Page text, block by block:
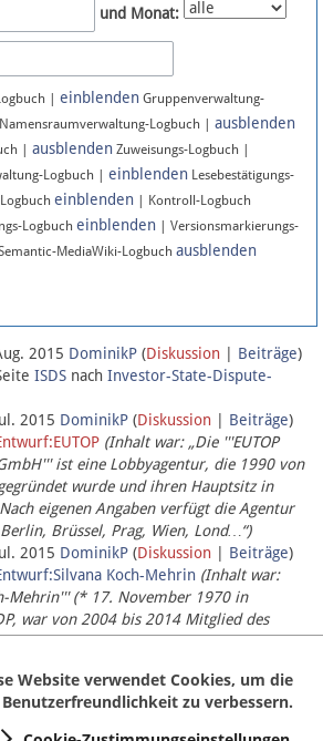
und Monat:
| einblenden Gruppenverwaltung-
Namensraumverwaltung-Logbuch | ausblenden
| ausblenden Zuweisungs-Logbuch |
Logbuch | einblenden Lesebestätigungs-
einblenden | Kontroll-Logbuch
Logbuch einblenden | Versionsmarkierungs-
MediaWiki-Logbuch ausblenden
2015 DominikP (Diskussion Beiträge)
ISDS nach Investor-State-Dispute-
2015 DominikP (Diskussion Beiträge)
(Inhalt war: „Die '''EUTOP
ist eine Lobbyagentur, die 1990 von
wurde und ihren Hauptsitz in
eigenen Angaben verfügt die Agentur
Brüssel, Prag, Wien, Lond…“)
2015 DominikP (Diskussion Beiträge)
Koch-Mehrin (Inhalt war:
Mehrin''' (* 17. November 1970 in
war von 2004 bis 2014 Mitglied des
seit November 2014 ist sie für
Website verwendet Cookies, um die
Benutzerfreundlichkeit zu verbessern.